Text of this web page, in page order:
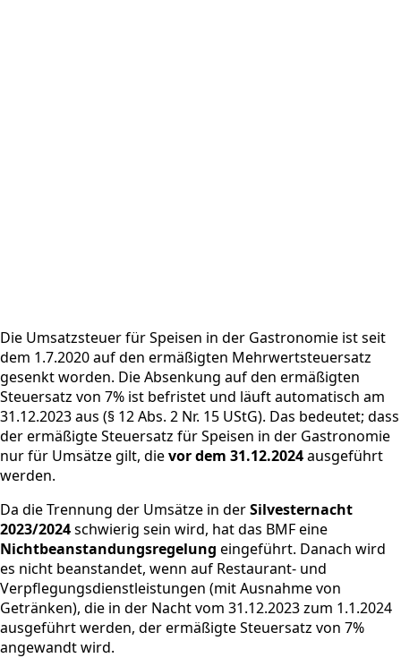
Die Umsatzsteuer für Speisen in der Gastronomie ist seit
dem 1.7.2020 auf den ermäßigten Mehrwertsteuersatz
gesenkt worden. Die Absenkung auf den ermäßigten
Steuersatz von 7% ist befristet und läuft automatisch am
31.12.2023 aus (§ 12 Abs. 2 Nr. 15 UStG). Das bedeutet; dass
der ermäßigte Steuersatz für Speisen in der Gastronomie
nur für Umsätze gilt, dievor dem 31.12.2024ausgeführt
werden.
Da die Trennung der Umsätze in derSilvesternacht
2023/2024schwierig sein wird, hat das BMF eine
Nichtbeanstandungsregelung eingeführt. Danach wird
es nicht beanstandet, wenn auf Restaurant- und
Verpflegungsdienstleistungen (mit Ausnahme von
Getränken), die in der Nacht vom 31.12.2023 zum 1.1.2024
ausgeführt werden, der ermäßigte Steuersatz von 7%
angewandt wird.